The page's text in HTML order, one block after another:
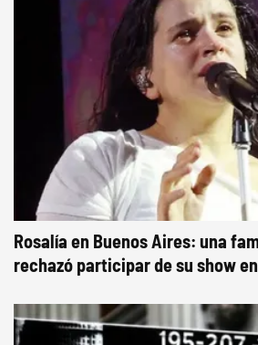
Rosalía en Buenos Aires: una
rechazó participar de su show